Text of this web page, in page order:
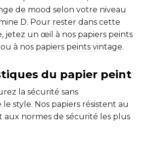
de mood selon votre niveau
D. Pour rester dans cette
jetez un œil à nos papiers peints
ou à nos papiers peints vintage.
du papier peint
la sécurité sans
style. Nos papiers résistent au
aux normes de sécurité les plus